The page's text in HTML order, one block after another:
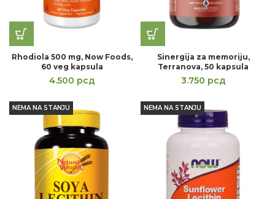
Rhodiola 500 mg, Now Foods,
60 veg kapsula
4.500 рсд
Sinergija za memoriju,
Terranova, 50 kapsula
3.750 рсд
NEMA NA STANJU NEMA NA STANJU